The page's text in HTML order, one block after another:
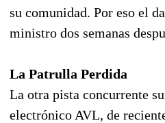
su comunidad. Por eso el
ministro dos semanas
La Patrulla Perdida
La otra pista concurrente
electrónico AVL, de